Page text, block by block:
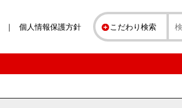
こだわり検索
個人情報保護方針